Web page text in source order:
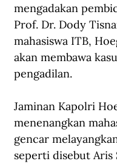
mengadakan
Prof. Dr. Dody
mahasiswa ITB,
akan membawa
pengadilan.
Jaminan Kapolri
menenangkan
gencar
seperti disebut Aris